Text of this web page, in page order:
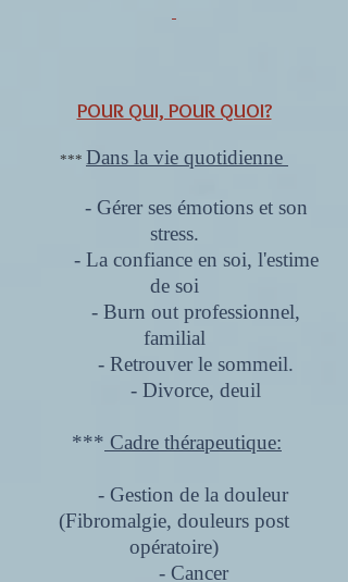
POUR QUI, POUR QUOI?
*** Dans la vie quotidienne
- Gérer ses émotions et son
stress.
- La confiance en soi, l'estime
de soi
- Burn out professionnel,
familial
- Retrouver le sommeil.
- Divorce, deuil
​​​ *** Cadre thérapeutique:
- Gestion de la douleur
(Fibromalgie, douleurs post
opératoire)
- Cancer